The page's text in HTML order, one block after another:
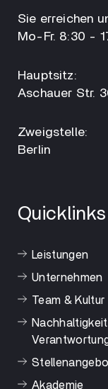
Sie erreichen
Mo-Fr. 8:30 -
Hauptsitz:
Aschauer Str.
Zweigstelle:
Berlin
Quicklinks
Leistungen
Unternehmen
Team & Kultur
Akademie